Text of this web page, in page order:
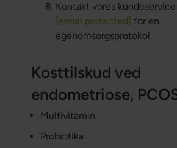
Kontakt vores kundeservice
[email protected] for en
egenomsorgsprotokol.
Kosttilskud ved
endometriose,
Multivitamin
Probiotika